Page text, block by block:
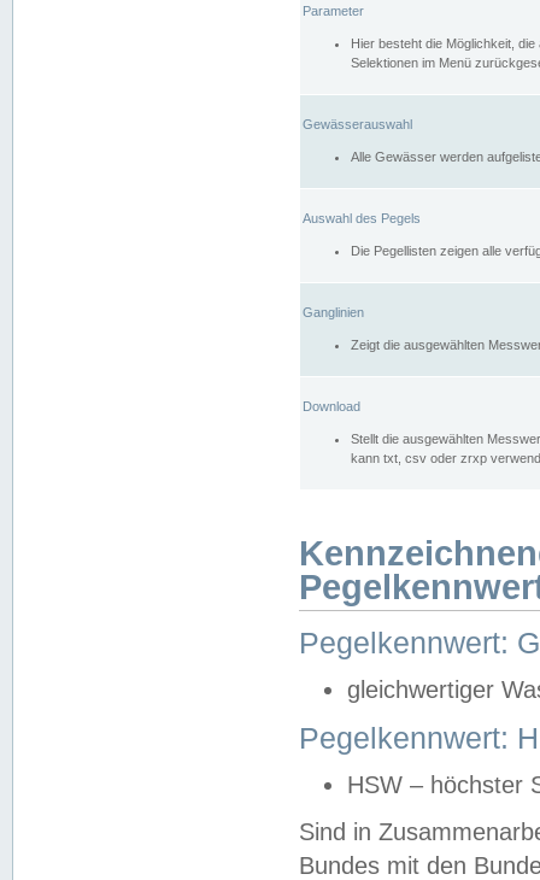
Parameter
Hier besteht die Möglichkeit,
Selektionen im Menü
Gewässerauswahl
Alle Gewässer werden
Auswahl des Pegels
Die Pegellisten zeigen alle
Ganglinien
Zeigt die ausgewählten
Download
Stellt die ausgewählten
kann txt, csv oder zrxp
Pegelkennwert:
gleichwertiger
Pegelkennwert:
HSW – höchster
Sind in
Bundes mit den